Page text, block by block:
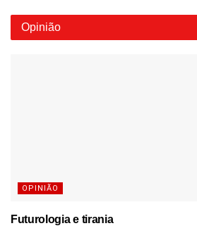
Opinião
OPINIÃO
Futurologia e tirania